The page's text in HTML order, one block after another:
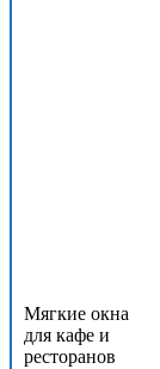
Мягкие окна
для кафе и
ресторанов